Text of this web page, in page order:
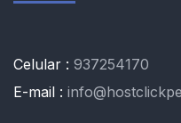
Celular : 937254170
E-mail :